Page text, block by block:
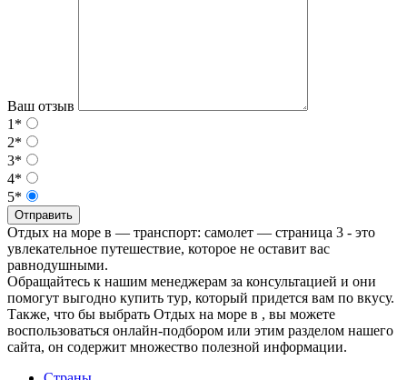
Ваш отзыв
1*
2*
3*
4*
5*
Отправить
Отдых на море в — транспорт: самолет — страница 3 - это
увлекательное путешествие, которое не оставит вас
равнодушными.
Обращайтесь к нашим менеджерам за консультацией и они
помогут выгодно купить тур, который придется вам по вкусу.
Также, что бы выбрать Отдых на море в , вы можете
воспользоваться онлайн-подбором или этим разделом нашего
сайта, он содержит множество полезной информации.